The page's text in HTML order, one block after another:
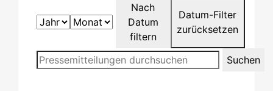
Nach
Datum
filtern
Datum-Filter
zurücksetzen